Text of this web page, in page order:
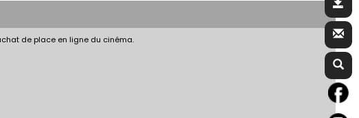
de place en ligne du cinéma.